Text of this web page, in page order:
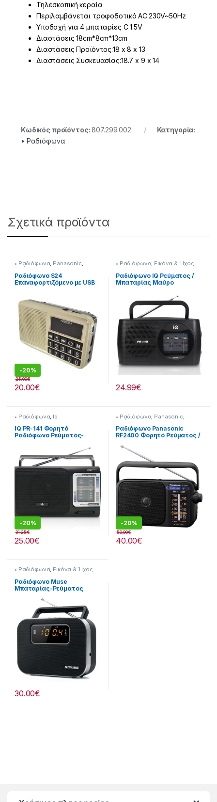
Τηλεσκοπική κεραία
Περιλαμβάνεται τροφοδοτικό AC:230V~50Hz
Υποδοχή για 4 μπαταρίες C 1.5V
Διαστάσεις 18cm*8cm*13cm
Διαστάσεις Προϊόντος:18 x 8 x 13
Διαστάσεις Συσκευασίας:18.7 x 9 x 14
Κωδικός προϊόντος:807.299.002
Κατηγορία:
• Ραδιόφωνα
Σχετικά προϊόντα
• Ραδιόφωνα, Panasonic,
Εικόνα & Ήχος
Ραδιόφωνο S24
Επαναφορτιζόμενο με USB
-20%
20.00€
25.00€
• Ραδιόφωνα, Εικόνα & Ήχος
Ραδιόφωνο IQ Ρεύματος /
Μπαταρίας Μαύρο
24.99€
• Ραδιόφωνα, Iq
IQ PR-141 Φορητό
Ραδιόφωνο Ρεύματος-
-20%
25.00€
31.25€
• Ραδιόφωνα, Panasonic
Εικόνα & Ήχος
Ραδιόφωνο Panasonic
RF2400 Φορητό Ρεύματος /
-20%
40.00€
50.00€
• Ραδιόφωνα, Εικόνα & Ήχος
Ραδιόφωνο Muse
Μπαταρίας-Ρεύματος
30.00€